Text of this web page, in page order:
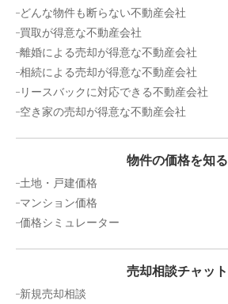
どんな物件も断らない不動産会社
買取が得意な不動産会社
離婚による売却が得意な不動産会社
相続による売却が得意な不動産会社
リースバックに対応できる不動産会社
空き家の売却が得意な不動産会社
物件の価格を知る
土地・戸建価格
マンション価格
価格シミュレーター
売却相談チャット
新規売却相談